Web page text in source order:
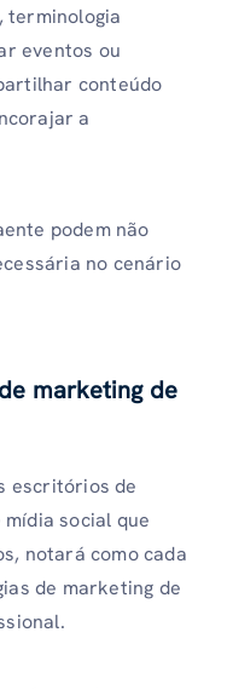
terminologia
eventos ou
conteúdo
a
podem não
no cenário
marketing de
escritórios de
social que
notará como cada
de marketing de